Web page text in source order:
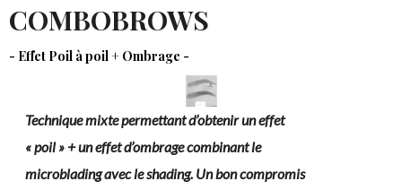
COMBOBROWS
- Effet Poil à poil + Ombrage -
Technique mixte permettant d’obtenir un effet
« poil » + un effet d’ombrage combinant le
microblading avec le shading. Un bon compromis